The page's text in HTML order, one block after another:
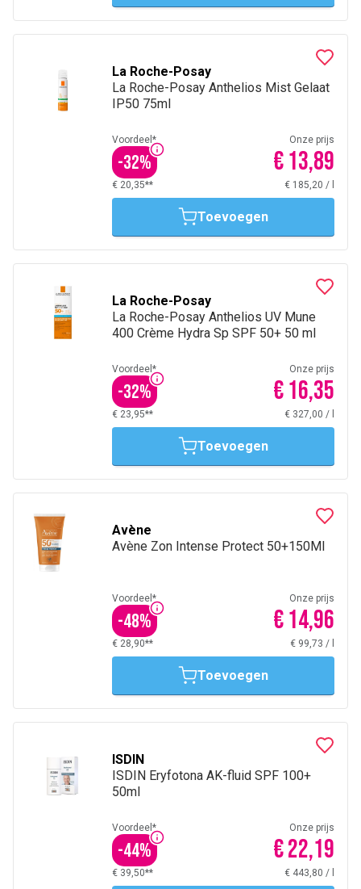
La Roche-Posay
La Roche-Posay Anthelios Mist Gelaat
IP50 75ml
Voordeel*
-32%
Onze prijs
€ 13,89
€ 20,35** € 185,20 /
Toevoegen
La Roche-Posay
La Roche-Posay Anthelios UV Mune
400 Crème Hydra Sp SPF 50+ 50 ml
Voordeel*
-32%
Onze prijs
€ 16,35
€ 23,95** € 327,00 /
Toevoegen
Avène
Avène Zon Intense Protect 50+150Ml
Voordeel*
-48%
Onze prijs
€ 14,96
€ 28,90** € 99,73 /
Toevoegen
ISDIN
ISDIN Eryfotona AK-fluid SPF 100+
50ml
Voordeel*
-44%
Onze prijs
€ 22,19
€ 39,50** € 443,80 /